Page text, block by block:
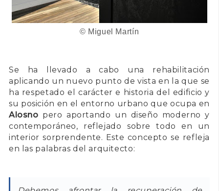
© Miguel Martín
Se ha llevado a cabo una rehabilitación
aplicando un nuevo punto de vista en la que se
ha respetado el carácter e historia del edificio y
su posición en el entorno urbano que ocupa en
Alosno pero aportando un diseño moderno y
contemporáneo, reflejado sobre todo en un
interior sorprendente. Este concepto se refleja
en las palabras del arquitecto: